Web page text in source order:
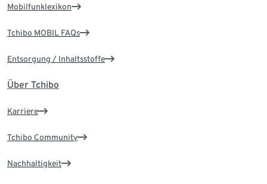
Mobilfunklexikon
Tchibo MOBIL FAQs
Entsorgung / Inhaltsstoffe
Über Tchibo
Karriere
Tchibo Community
Nachhaltigkeit